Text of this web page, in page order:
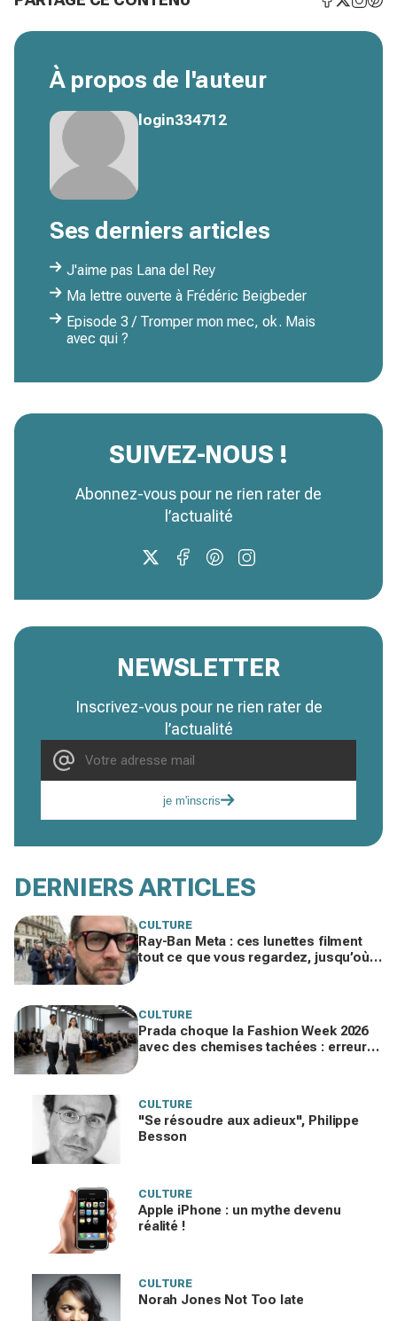
À propos de l'auteur
login334712
Ses derniers articles
J'aime pas Lana del Rey
Ma lettre ouverte à Frédéric Beigbeder
Episode 3 / Tromper mon mec, ok. Mais
avec qui ?
SUIVEZ-NOUS !
Abonnez-vous pour ne rien rater de
l’actualité
NEWSLETTER
Inscrivez-vous pour ne rien rater de
l’actualité
je m'inscris
DERNIERS ARTICLES
CULTURE
Ray-Ban Meta : ces lunettes filment
tout ce que vous regardez, jusqu’où
CULTURE
Prada choque la Fashion Week 2026
avec des chemises tachées : erreur
CULTURE
"Se résoudre aux adieux", Philippe
Besson
CULTURE
Apple iPhone : un mythe devenu
réalité !
CULTURE
Norah Jones Not Too late